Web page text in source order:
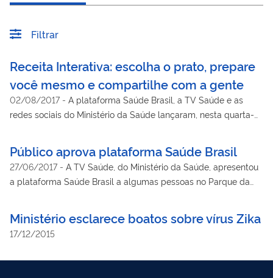
Filtrar
Receita Interativa: escolha o prato, prepare
você mesmo e compartilhe com a gente
02/08/2017 - A plataforma Saúde Brasil, a TV Saúde e as
redes sociais do Ministério da Saúde lançaram, nesta quarta-
entre duas opções de pratos do Guia Alimentar para a
População Brasileira.
Público aprova plataforma Saúde Brasil
27/06/2017 - A TV Saúde, do Ministério da Saúde, apresentou
a plataforma Saúde Brasil a algumas pessoas no Parque da
Ministério esclarece boatos sobre vírus Zika
17/12/2015